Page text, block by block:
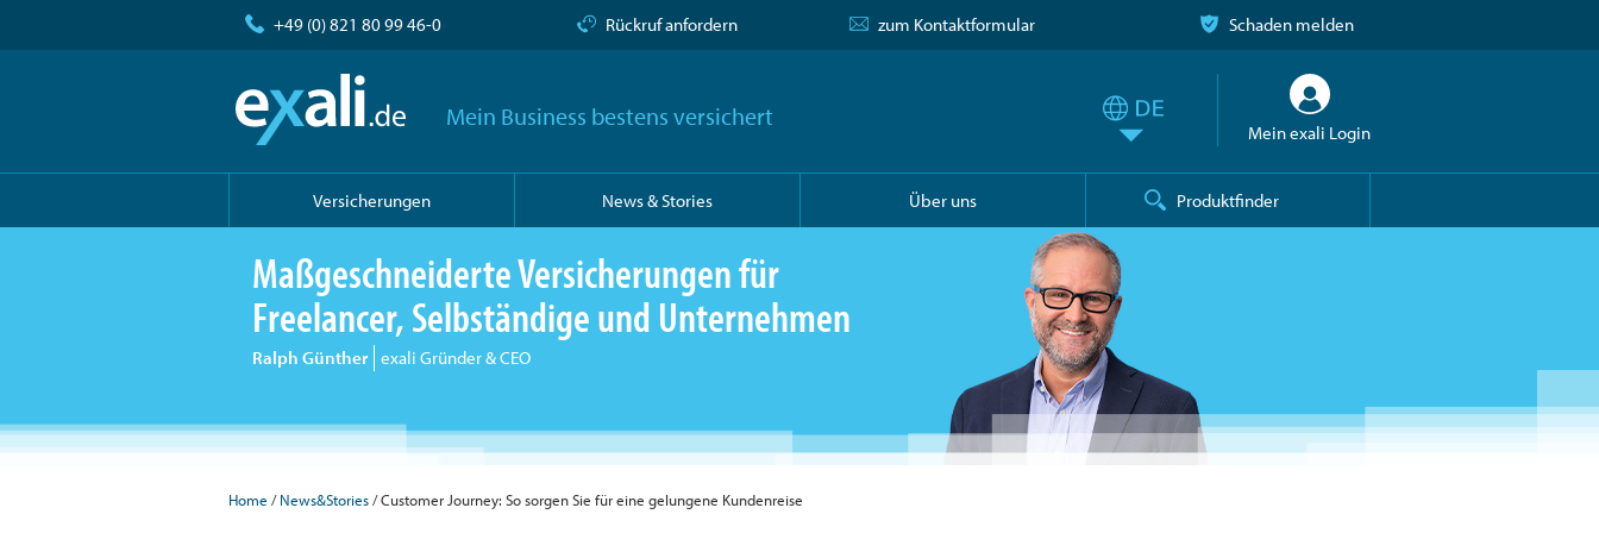
+49 (0) 821 80 99 46-0 Rückruf anfordern zum Kontaktformular Schaden melden
Mein Business bestens versichert
Mein exali Login
Versicherungen News & Stories Über uns Produktfinder
Maßgeschneiderte Versicherungen für
Freelancer, Selbständige und Unternehmen
Ralph Günther exali Gründer & CEO
Home /News&Stories/ Customer Journey: So sorgen Sie für eine gelungene Kundenreise